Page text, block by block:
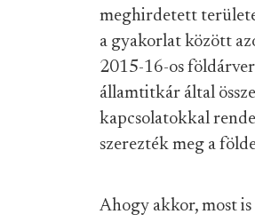
meghirdetett
a gyakorlat között
2015-16-os
államtitkár által
kapcsolatokkal
szerezték meg a
Ahogy akkor, most